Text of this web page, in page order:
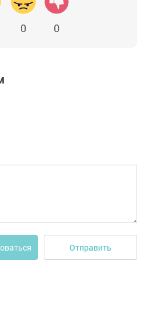
0 0
Отправить